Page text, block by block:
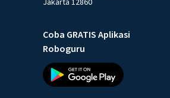
Coba GRATIS Aplikasi
Roboguru